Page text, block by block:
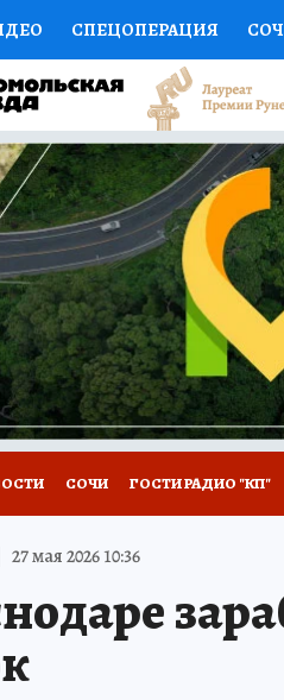
СПЕЦОПЕРАЦИЯ
НАУКА СПОРТ
ДОКТОР
ПРОГНОЗЫ НА СПОРТ
НЕДВИЖИМОСТЬ
РАДИО КП ТЕСТЫ НОВОЕ
СОЧИ ГОСТИ РАДИО "КП"
В РОССИИ ЗДОРОВЬЕ КУБАНИ
27 мая 2026 10:36